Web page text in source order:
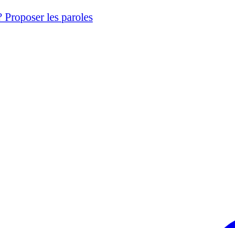
Proposer les paroles